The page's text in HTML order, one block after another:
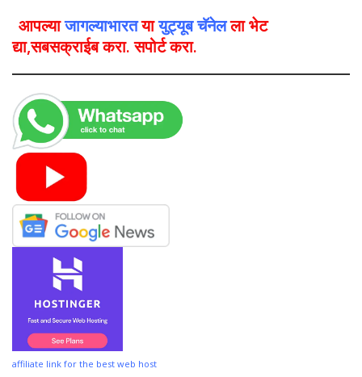
आपल्याजागल्याभारतयायुट्यूब चॅनेलला भेट
द्या,सबसक्राईब करा. सपोर्ट करा.
affiliate link for the best web host